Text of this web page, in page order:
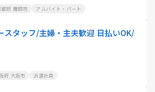
都府 舞鶴市 アルバイト・パート
スタッフ/主婦・主夫歓迎 日払いOK/
府 大阪市 派遣社員